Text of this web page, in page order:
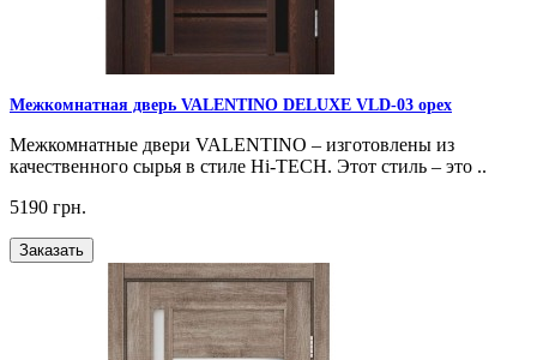
Межкомнатная дверь VALENTINO DELUXE VLD-03 орех
Межкомнатные двери VALENTINO – изготовлены из
качественного сырья в стиле Hi-TECH. Этот стиль – это ..
5190 грн.
Заказать